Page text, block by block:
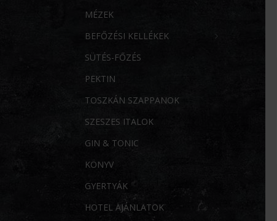
MÉZEK
BEFŐZÉSI KELLÉKEK
SÜTÉS-FŐZÉS
PEKTIN
TOSZKÁN SZAPPANOK
SZESZES ITALOK
GIN & TONIC
KÖNYV
GYERTYÁK
HOTEL AJÁNLATOK